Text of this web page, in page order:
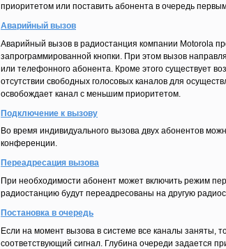
приоритетом или поставить абонента в очередь
Аварийный вызов
Аварийный вызов в радиостанция компании Motorola
запрограммированной кнопки. При этом вызов
или телефонного абонента. Кроме этого существует
отсутствии свободных голосовых каналов для
освобождает канал с меньшим приоритетом.
Подключение к вызову
Во время индивидуального вызова двух абонентов
конференции.
Переадресация вызова
При необходимости абонент может включить режим
радиостанцию будут переадресованы на другую
Постановка в очередь
Если на момент вызова в системе все каналы заняты,
соответствующий сигнал. Глубина очереди задается